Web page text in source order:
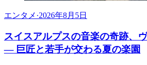
エンタメ ·2026年8月5日
スイスアルプスの音楽の奇跡、
— 巨匠と若手が交わる夏の楽園